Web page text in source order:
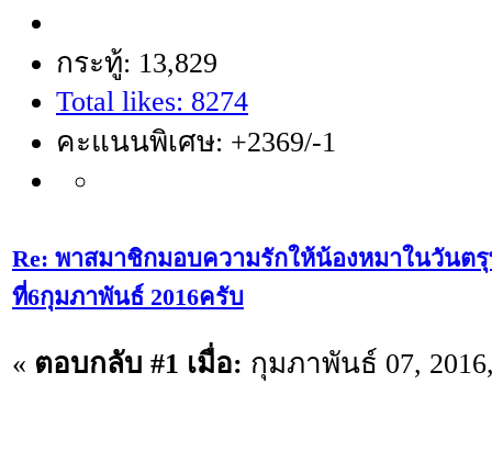
กระทู้: 13,829
Total likes: 8274
คะแนนพิเศษ: +2369/-1
Re: พาสมาชิกมอบความรักให้น้องหมาในวันต
ที่6กุมภาพันธ์ 2016ครับ
« ตอบกลับ #1 เมื่อ: กุมภาพันธ์ 07,